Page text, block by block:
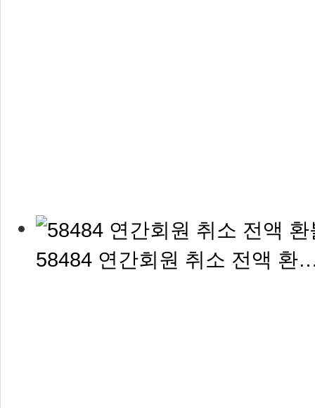
58484 연간회원 취소 전액 환